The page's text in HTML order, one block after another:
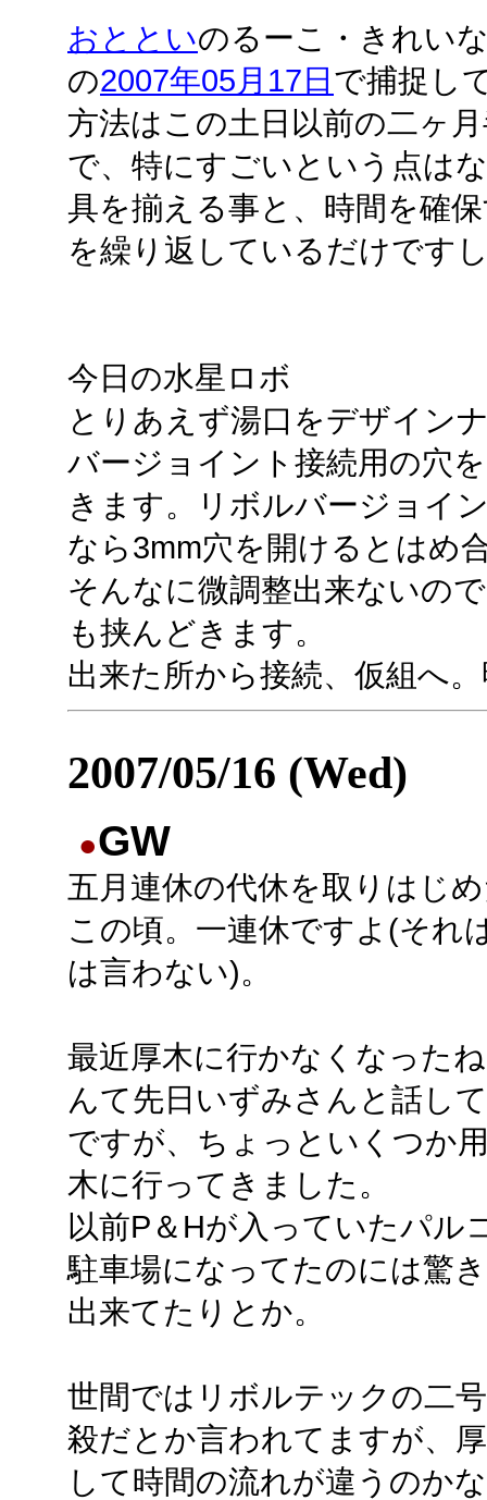
おとといのるーこ・きれい
の2007年05月17日 で捕捉し
方法はこの土日以前の二ヶ
で、特にすごいという点は
具を揃える事と、時間を確
を繰り返しているだけです
今日の水星ロボ
とりあえず湯口をデザイン
バージョイント接続用の穴
きます。リボルバージョイ
なら3mm穴を開けるとはめ
そんなに微調整出来ないの
も挟んどきます。
出来た所から接続、仮組へ
2007/05/16 (Wed)
●GW
五月連休の代休を取りはじ
この頃。一連休ですよ(それ
は言わない)。
最近厚木に行かなくなった
んて先日いずみさんと話し
ですが、ちょっといくつか
木に行ってきました。
以前P＆Hが入っていたパル
駐車場になってたのには驚
出来てたりとか。
世間ではリボルテックの二
殺だとか言われてますが、
して時間の流れが違うのか